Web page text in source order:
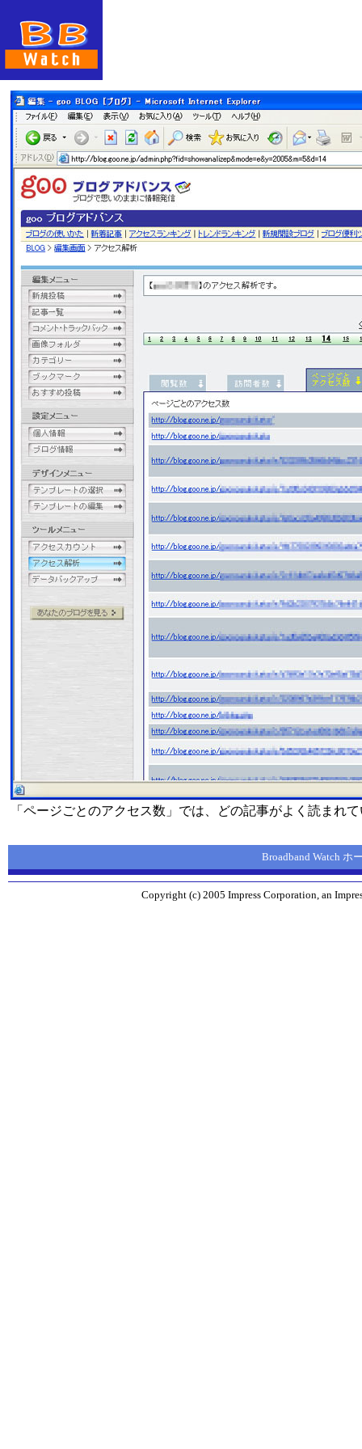
「ページごとのアクセス数」では、どの記事がよく読まれ
Broadband Watch ホ
Copyright (c) 2005 Impress Corporation, an